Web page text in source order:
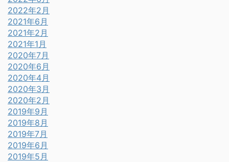
2022年2月
2021年6月
2021年2月
2021年1月
2020年7月
2020年6月
2020年4月
2020年3月
2020年2月
2019年9月
2019年8月
2019年7月
2019年6月
2019年5月